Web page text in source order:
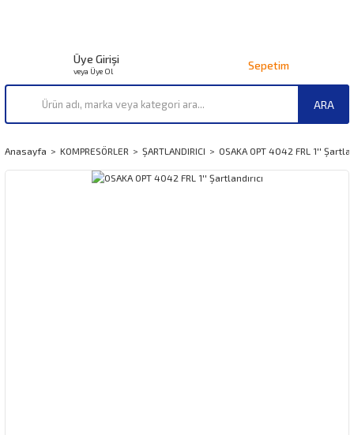
ARA
Üye Girişi
veya Üye Ol Sepetim
Anasayfa KOMPRESÖRLER ŞARTLANDIRICI OSAKA OPT 4042 FRL 1''